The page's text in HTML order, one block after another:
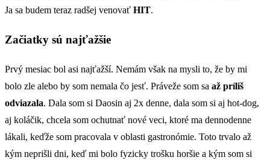
Ja sa budem teraz radšej venovať HIT.
Začiatky sú najťažšie
Prvý mesiac bol asi najťažší. Nemám však na mysli to, že by mi
bolo zle alebo by som nemala čo jesť. Práveže som sa až príliš
odviazala. Dala som si Daosin aj 2x denne, dala som si aj hot-dog,
aj koláčik, chcela som ochutnať nové veci, ktoré ma dennodenne
lákali, keďže som pracovala v oblasti gastronómie. Toto trvalo až
kým neprišli dni, keď mi bolo fyzicky trošku horšie a kým som si